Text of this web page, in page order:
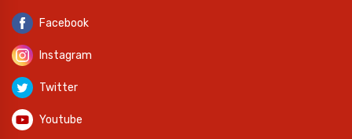
Facebook
Instagram
Twitter
Youtube